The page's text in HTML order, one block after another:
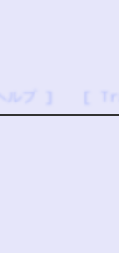
ヘルプ